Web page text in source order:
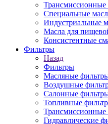
Трансмиссионные
Специальные
Индустриальные
Масла для
Консистентные
Фильтры
Назад
Фильтры
Масляные
Воздушные
Салонные
Топливные
Трансмиссионные
Гидравлические